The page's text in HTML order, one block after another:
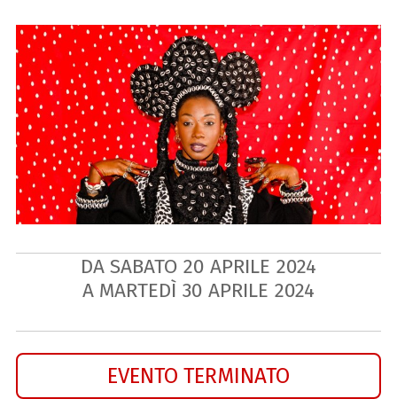
DA SABATO 20 APRILE 2024
A MARTEDÌ 30 APRILE 2024
EVENTO TERMINATO